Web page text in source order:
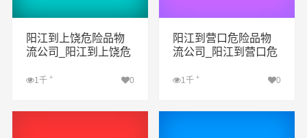
阳江到上饶危险品物
流公司_阳江到上饶危
上饶危险品专线
1千 + 0
查看详细
阳江到营口危险品物
流公司_阳江到营口危
营口危险品专线
1千+ 0
查看详细